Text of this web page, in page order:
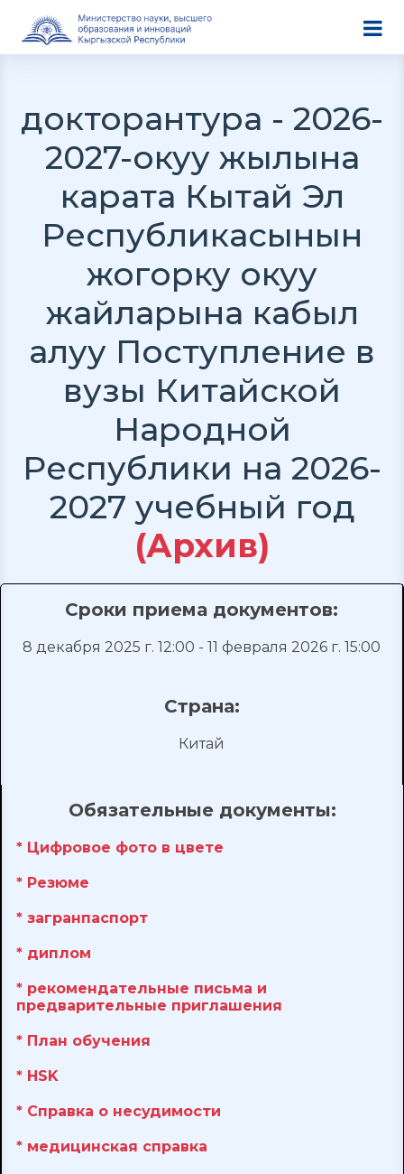
докторантура - 2026-
2027-окуу жылына
карата Кытай Эл
Республикасынын
жогорку окуу
жайларына кабыл
алуу Поступление в
вузы Китайской
Народной
Республики на 2026-
2027 учебный год
(Архив)
Сроки приема документов:
8 декабря 2025 г. 12:00 - 11 февраля 2026 г. 15:00
Страна:
Китай
Обязательные документы:
* Цифровое фото в цвете
* Резюме
* загранпаспорт
* диплом
* рекомендательные письма и
предварительные приглашения
* План обучения
* HSK
* Справка о несудимости
* медицинская справка